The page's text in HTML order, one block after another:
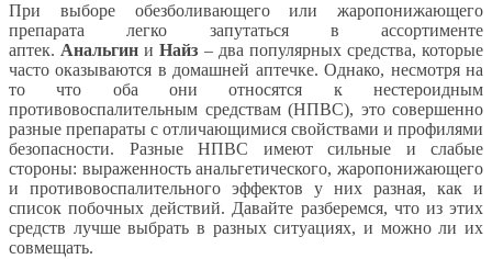
При выборе обезболивающего или жаропонижающего
препарата легко запутаться в ассортименте
аптек. Анальгин иНайз – два популярных средства, которые
часто оказываются в домашней аптечке. Однако, несмотря на
то что оба они относятся к нестероидным
противовоспалительным средствам (НПВС), это совершенно
разные препараты с отличающимися свойствами и профилями
безопасности. Разные НПВС имеют сильные и слабые
стороны: выраженность анальгетического, жаропонижающего
и противовоспалительного эффектов у них разная, как и
список побочных действий. Давайте разберемся, что из этих
средств лучше выбрать в разных ситуациях, и можно ли их
совмещать.